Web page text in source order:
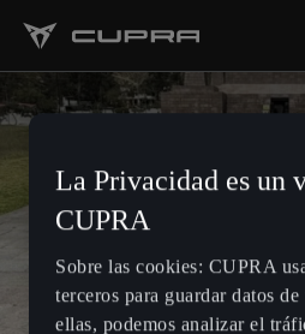
La Privacidad es un
CUPRA
Sobre las cookies: CUPRA
terceros para guardar datos
ellas, podemos analizar el